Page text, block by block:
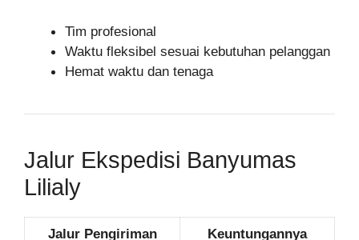
Tim profesional
Waktu fleksibel sesuai kebutuhan pelanggan
Hemat waktu dan tenaga
Jalur Ekspedisi Banyumas
Lilialy
Jalur Pengiriman Keuntungannya